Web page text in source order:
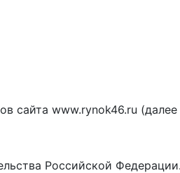
сайта www.rynok46.ru
Российской Федерации.